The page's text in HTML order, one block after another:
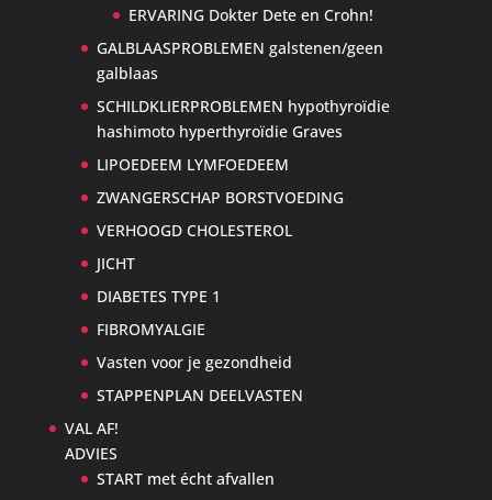
ERVARING Dokter Dete en Crohn!
GALBLAASPROBLEMEN galstenen/geen
galblaas
SCHILDKLIERPROBLEMEN hypothyroïdie
hashimoto hyperthyroïdie Graves
LIPOEDEEM LYMFOEDEEM
ZWANGERSCHAP BORSTVOEDING
VERHOOGD CHOLESTEROL
JICHT
DIABETES TYPE 1
FIBROMYALGIE
Vasten voor je gezondheid
STAPPENPLAN DEELVASTEN
VAL AF!
ADVIES
START met écht afvallen